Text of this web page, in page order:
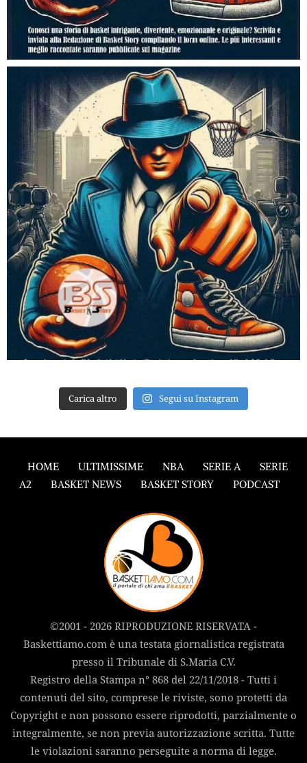
Carica altro Segui su Instagram
HOME ULTIMISSIME NBA SERIE A
SERIE
A2
BASKET NEWS BASKET STORY PODCAST
©2001 - 2026 RIPRODUZIONE RISERVATA -
Baskettiamo.com è una testata giornalistica registrata
presso il Tribunale di S.Maria C.V.
Registro della Stampa n° 868 del 22/11/2018 - Tutti i
contenuti del sito, comprese le riviste, sono protetti da
Copyright e non possono essere riprodotti, parzialmente o
integralmente, se non previa autorizzazione scritta. Tutte
le violazioni saranno perseguite a norma di legge.